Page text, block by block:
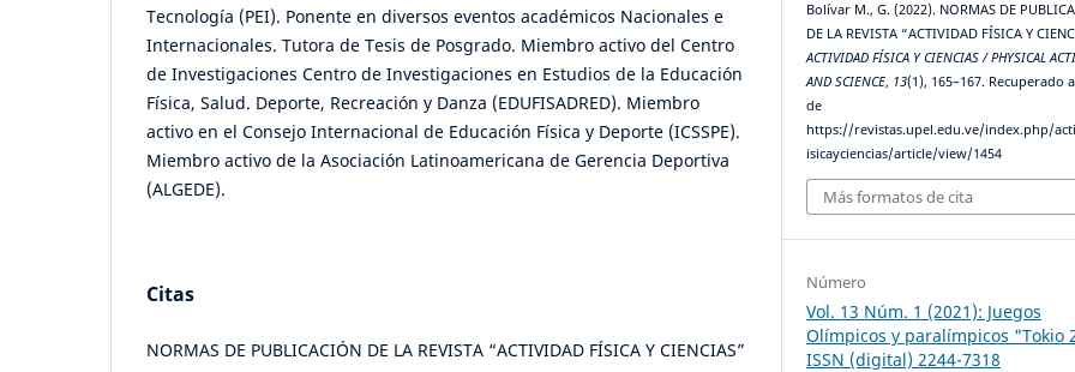
Tecnología (PEI). Ponente en diversos eventos académicos Nacionales e
Internacionales. Tutora de Tesis de Posgrado. Miembro activo del Centro
de Investigaciones Centro de Investigaciones en Estudios de la Educación
Física, Salud. Deporte, Recreación y Danza (EDUFISADRED). Miembro
activo en el Consejo Internacional de Educación Física y Deporte (ICSSPE).
Miembro activo de la Asociación Latinoamericana de Gerencia Deportiva
(ALGEDE).
Citas
NORMAS DE PUBLICACIÓN DE LA REVISTA “ACTIVIDAD FÍSICA Y CIENCIAS”
Bolívar M., G. (2022). NORMAS DE
DE LA REVISTA “ACTIVIDAD FÍSICA Y
ACTIVIDAD FÍSICA Y CIENCIAS / PHYSICAL
AND SCIENCE, 13(1), 165–167. Recuperado
de
https://revistas.upel.edu.ve/index.php/
isicayciencias/article/view/1454
Más formatos de cita
Número
Vol. 13 Núm. 1 (2021): Juegos
Olímpicos y paralímpicos "Tokio
ISSN (digital) 2244-7318